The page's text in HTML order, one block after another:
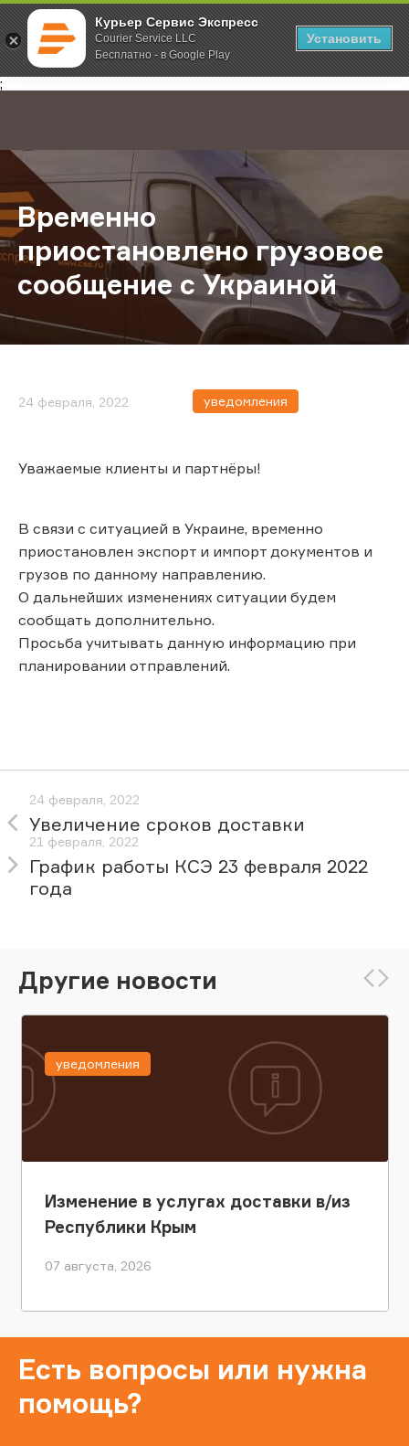
Курьер Сервис Экспресс
Courier Service LLC
Бесплатно - в Google Play
Установить
;
Главная О компании Новости Временно приостановлено
Временно
приостановлено грузовое
сообщение с Украиной
24 февраля, 2022 уведомления
Уважаемые клиенты и партнёры!
В связи с ситуацией в Украине, временно
приостановлен экспорт и импорт документов и
грузов по данному направлению.
О дальнейших изменениях ситуации будем
сообщать дополнительно.
Просьба учитывать данную информацию при
планировании отправлений.
24 февраля, 2022
Увеличение сроков доставки
21 февраля, 2022
График работы КСЭ 23 февраля 2022
года
Другие новости
Изменение в услугах доставки в/из
Республики Крым
07 августа, 2026
уведомления
Есть вопросы или нужна
помощь?